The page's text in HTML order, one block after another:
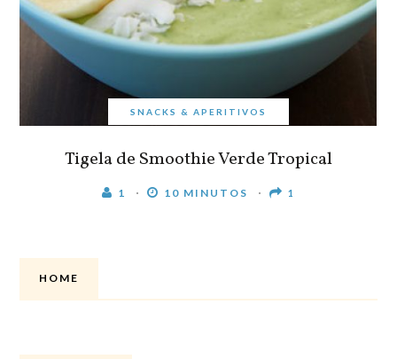
SNACKS & APERITIVOS
Tigela de Smoothie Verde Tropical
1 10 MINUTOS 1
HOME